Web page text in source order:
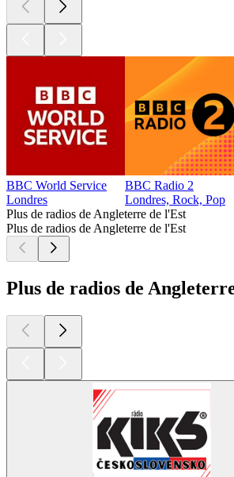
BBC World Service
Londres
BBC Radio 2
Londres, Rock, Pop
Plus de radios de Angleterre de l'Est
Plus de radios de Angleterre de l'Est
Plus de radios de